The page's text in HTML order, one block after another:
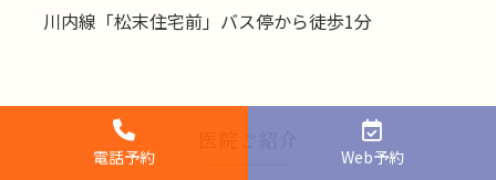
電話予約 Web予約
川内線「松末住宅前」バス停から徒歩1分